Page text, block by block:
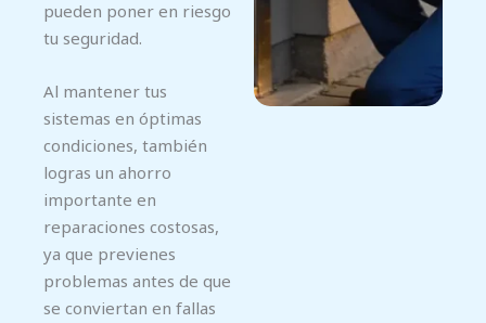
pueden poner en riesgo
tu seguridad.
Al mantener tus
sistemas en óptimas
condiciones, también
logras un ahorro
importante en
reparaciones costosas,
ya que previenes
problemas antes de que
se conviertan en fallas